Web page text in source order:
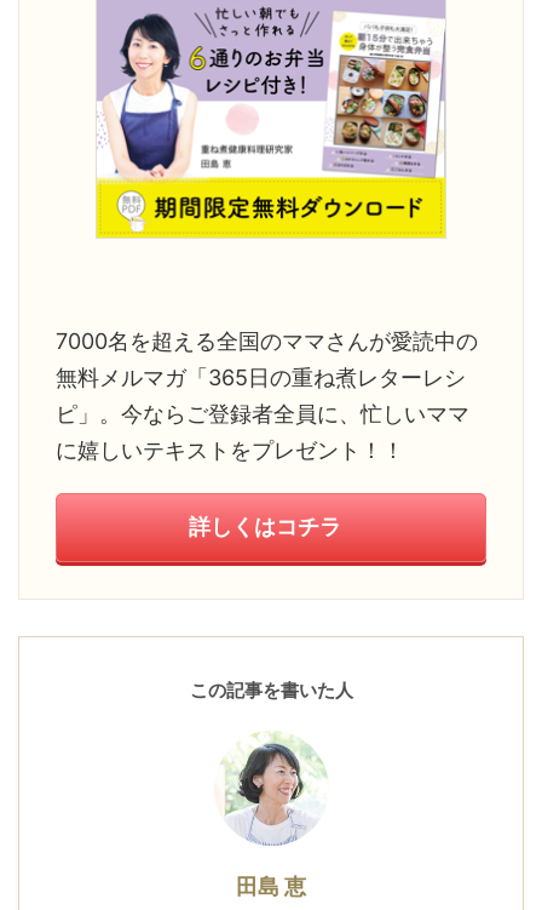
7000名を超える全国のママさんが愛読中の
無料メルマガ「365日の重ね煮レターレシ
ピ」。今ならご登録者全員に、忙しいママ
に嬉しいテキストをプレゼント！！
詳しくはコチラ
この記事を書いた人
田島 恵